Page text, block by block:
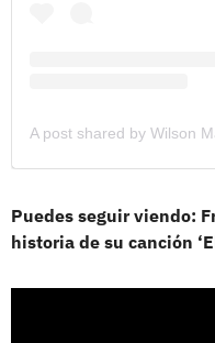
Puedes seguir viendo:
historia de su canción